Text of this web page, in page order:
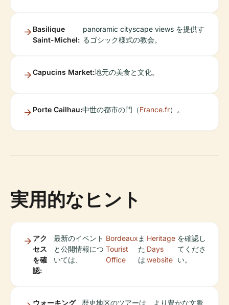
Basilique
Saint-Michel:
panoramic cityscape views を提供す
るゴシック様式の教会。
Capucins Market:地元の美食と文化。
Porte Cailhau:中世の都市の門（France.fr）。
実用的なヒント
アク
セス
を確
認:
最新のイベント
と公開情報につ
いては、
Bordeaux
Tourist
Office
ま
た
は
Heritage
Days
website
を確認し
てくださ
い。
ウォーキング
歴史地区のツアーは、より豊かな文脈